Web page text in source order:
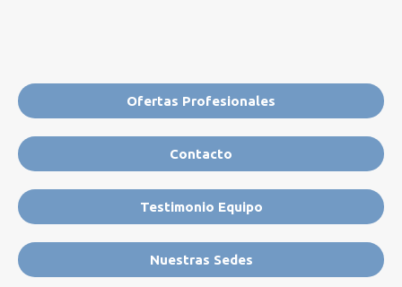
Ofertas Profesionales
Contacto
Testimonio Equipo
Nuestras Sedes